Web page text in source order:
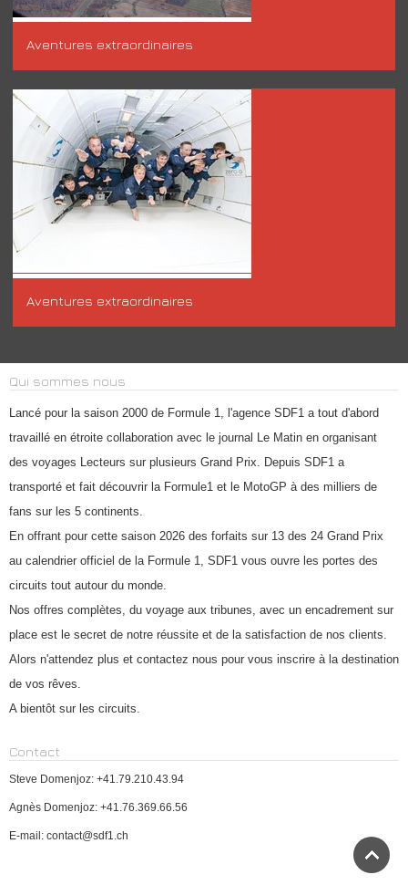
Aventures extraordinaires
Aventures extraordinaires
Qui sommes nous
Lancé pour la saison 2000 de Formule 1, l'agence SDF1 a tout d'abord
travaillé en étroite collaboration avec le journal Le Matin en organisant
des voyages Lecteurs sur plusieurs Grand Prix. Depuis SDF1 a
transporté et fait découvrir la Formule1 et le MotoGP à des milliers de
fans sur les 5 continents.
En offrant pour cette saison 2026 des forfaits sur 13 des 24 Grand Prix
au calendrier officiel de la Formule 1, SDF1 vous ouvre les portes des
circuits tout autour du monde.
Nos offres complètes, du voyage aux tribunes, avec un encadrement sur
place est le secret de notre réussite et de la satisfaction de nos clients.
Alors n'attendez plus et contactez nous pour vous inscrire à la destination
de vos rêves.
A bientôt sur les circuits.
Contact
Steve Domenjoz: +41.79.210.43.94
Agnès Domenjoz: +41.76.369.66.56
E-mail: contact@sdf1.ch